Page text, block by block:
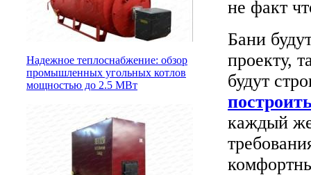
Надежное теплоснабжение: обзор
промышленных угольных котлов
мощностью до 2.5 МВт
не факт
Бани
проекту,
будут
каждый